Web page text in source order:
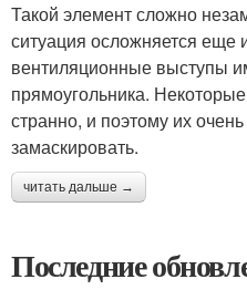
Такой элемент сложно
ситуация осложняется еще
вентиляционные выступы
прямоугольника.
странно, и поэтому их
замаскировать.
читать дальше →
Последние